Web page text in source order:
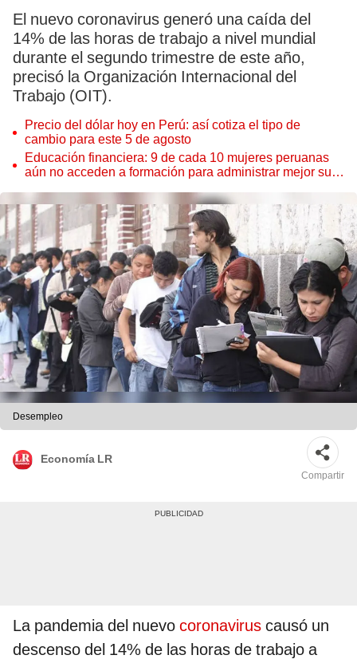
El nuevo coronavirus generó una caída del
14% de las horas de trabajo a nivel mundial
durante el segundo trimestre de este año,
precisó la Organización Internacional del
Trabajo (OIT).
Precio del dólar hoy en Perú: así cotiza el tipo de
cambio para este 5 de agosto
Educación financiera: 9 de cada 10 mujeres peruanas
aún no acceden a formación para administrar mejor su
Desempleo
Economía LR
Compartir
La pandemia del nuevo coronavirus causó un
descenso del 14% de las horas de trabajo a